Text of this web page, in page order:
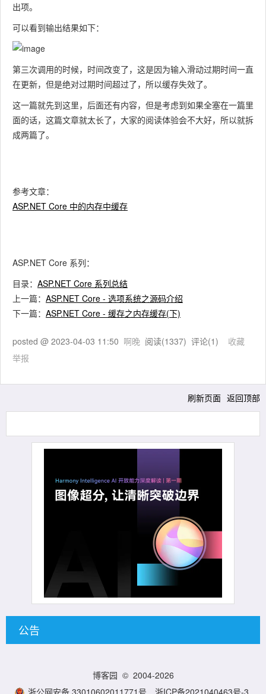
出项。
可以看到输出结果如下：
第三次调用的时候，时间改变了，这是因为输入滑动过期时间一直
在更新，但是绝对过期时间超过了，所以缓存失效了。
这一篇就先到这里，后面还有内容，但是考虑到如果全塞在一篇里
面的话，这篇文章就太长了，大家的阅读体验会不大好，所以就拆
成两篇了。
参考文章：
ASP.NET Core 中的内存中缓存
ASP.NET Core 系列：
目录： ASP.NET Core 系列总结
上一篇： ASP.NET Core - 选项系统之源码介绍
下一篇： ASP.NET Core - 缓存之内存缓存(下)
posted @ 2023-04-03 11:50 啊晚 阅读(1337) 评论(1) 收藏
举报
刷新页面 返回顶部
公告
博客园 © 2004-2026
浙公网安备 33010602011771号
浙ICP备2021040463号-3